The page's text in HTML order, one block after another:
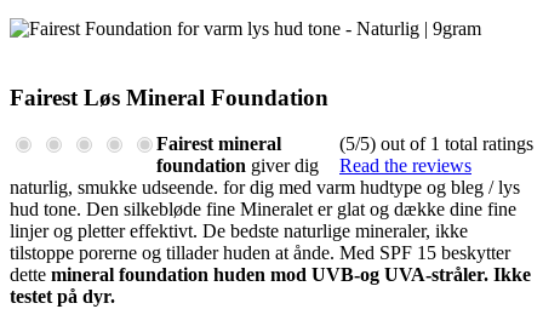
Fairest Løs Mineral Foundation
(5/5) out of 1 total ratings
Read the reviews
Fairest mineral
foundation giver dig
naturlig, smukke udseende. for dig med varm hudtype og bleg / lys
hud tone. Den silkebløde fine Mineralet er glat og dække dine fine
linjer og pletter effektivt. De bedste naturlige mineraler, ikke
tilstoppe porerne og tillader huden at ånde. Med SPF 15 beskytter
dette mineral foundation huden mod UVB-og UVA-stråler. Ikke
testet på dyr.